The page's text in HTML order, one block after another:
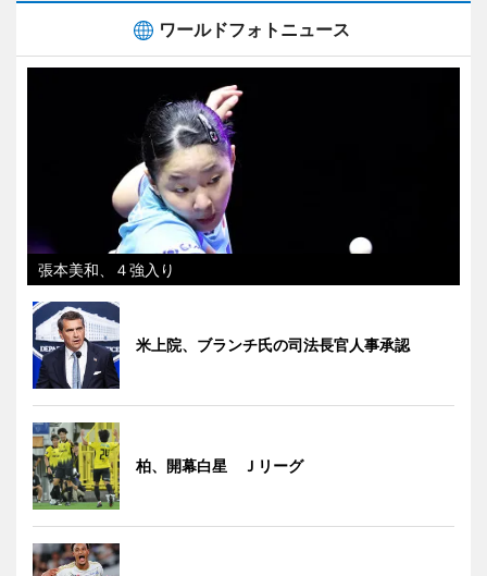
ワールドフォトニュース
張本美和、４強入り
米上院、ブランチ氏の司法長官人事承認
柏、開幕白星 Ｊリーグ